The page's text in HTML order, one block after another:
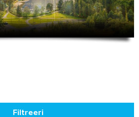
Filtreeri